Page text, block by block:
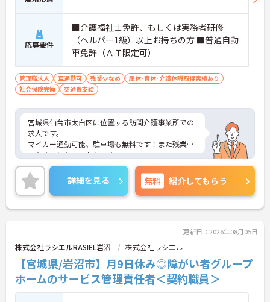
応募要件
■介護福祉士免許、もしくは実務者研修
（ヘルパー1級）以上お持ちの方 ■普通自動
車免許（ＡＴ限定可）
管理職求人 車通勤可 残業少なめ
産休･育休･介護休暇取得実績あり
社会保険完備
交通費支給
宮城県仙台市太白区に位置する訪問介護事業所での
求人です。
マイカー通勤可能、駐車場も無料です！また残業が
少なめのとなっております。
ご興味のある方はお気軽にお問い合わせ下さい。
詳細を見る 無料 紹介してもらう
更新日：2026年08月05日
株式会社ラシエルRASIEL岩沼 株式会社ラシエル
【宮城県/岩沼市】月9日休み◎障がい者グループ
ホームのサービス管理責任者＜契約職員＞